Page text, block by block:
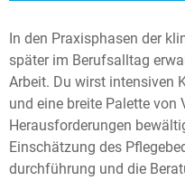
In den Praxisphasen der
später im Berufsalltag
Arbeit. Du wirst intensiven
und eine breite Palette von
Herausforderungen
Einschätzung des
durchführung und die